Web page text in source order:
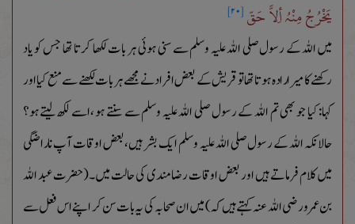
یَخْرُجُ مِنْہُ أِلاَّ حَقّ [۲۰]
میں اللہ کے رسول صلی اللہ علیہ وسلم سے سنی ہوئی ہر بات لکھا کرتا تھا جس کو یاد
رکھنے کا میرا رادہ ہوتا تھاتو قریش کے بعض افراد نے مجھے ہر بات لکھنے سے منع کیا اور
کہا: کیا جو بھی تم اللہ کے رسول صلی اللہ علیہ وسلم سے سنتے ہو ،اسے لکھ لیتے ہو؟
حالانکہ اللہ کے رسول صلی اللہ علیہ وسلم ایک بشر ہیں،بعض اوقات آپ ناراضگی
میں کلام فرماتے ہیں اور بعض اوقات رضامندی کی حالت میں۔(حضرت عبد اللہ
بن عمرو رضی اللہ عنہ کہتے ہیں کہ) میں ان صحابہ کی یہ بات سن کر اپنے اس فعل سے